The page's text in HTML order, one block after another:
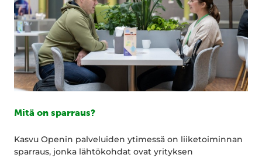
Mitä on sparraus?
Kasvu Openin palveluiden ytimessä on liiketoiminnan
sparraus, jonka lähtökohdat ovat yrityksen